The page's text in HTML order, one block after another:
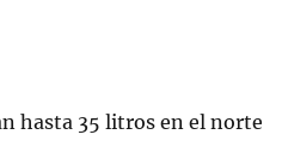
hasta 35 litros en el norte